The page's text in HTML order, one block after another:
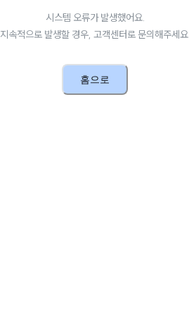
시스템 오류가 발생했어요.
지속적으로 발생할 경우, 고객센터로 문의해주세요.
홈으로